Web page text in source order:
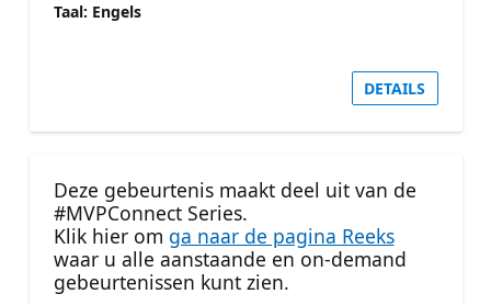
Taal: Engels
DETAILS
Deze gebeurtenis maakt deel uit van de
#MVPConnect Series.
Klik hier om ga naar de pagina Reeks
waar u alle aanstaande en on-demand
gebeurtenissen kunt zien.